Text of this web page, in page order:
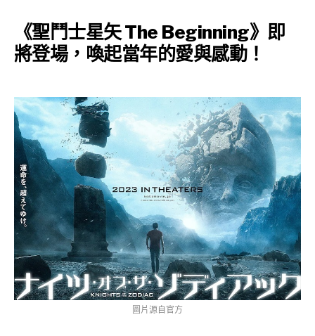
《聖鬥士星矢 The Beginning》即
將登場，喚起當年的愛與感動！
圖片源自官方